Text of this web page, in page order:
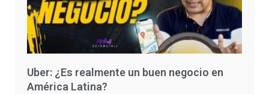
Uber: ¿Es realmente un buen negocio en
América Latina?